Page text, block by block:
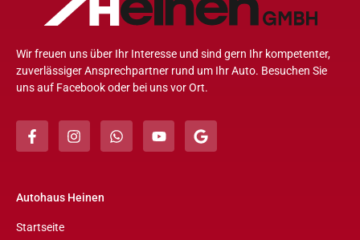
Wir freuen uns über Ihr Interesse und sind gern Ihr kompetenter,
zuverlässiger Ansprechpartner rund um Ihr Auto. Besuchen Sie
uns auf Facebook oder bei uns vor Ort.
Autohaus Heinen
Startseite